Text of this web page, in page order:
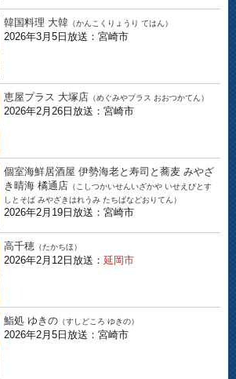
韓国料理 大韓 （かんこくりょうり てはん）
2026年3月5日放送：宮崎市
恵屋プラス 大塚店 （めぐみやプラス おおつかてん）
2026年2月26日放送：宮崎市
個室海鮮居酒屋 伊勢海老と寿司と蕎麦 みやざ
き晴海 橘通店 （こしつかいせんいざかや いせえびとす
しとそば みやざきはれうみ たちばなどおりてん）
2026年2月19日放送：宮崎市
高千穂 （たかちほ）
2026年2月12日放送： 延岡市
鮨処 ゆきの （すしどころ ゆきの）
2026年2月5日放送：宮崎市